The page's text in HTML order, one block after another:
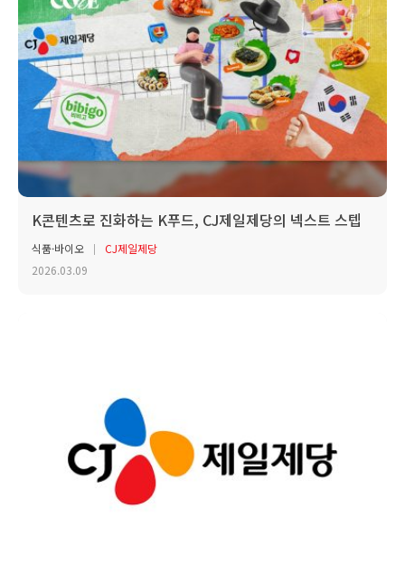
K콘텐츠로 진화하는 K푸드, CJ제일제당의 넥스트 스텝
식품·바이오
CJ제일제당
2026.03.09